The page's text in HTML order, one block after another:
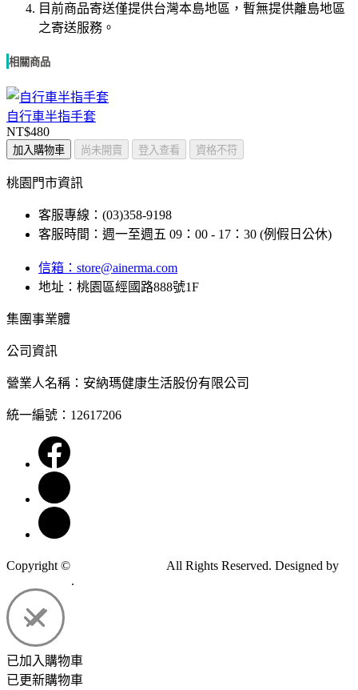
目前商品寄送僅提供台灣本島地區，暫無提供離島地區
之寄送服務。
相關商品
自行車半指手套
NT$480
加入購物車 尚未開賣 登入查看 資格不符
桃園門市資訊
客服專線：(03)358-9198
客服時間：週一至週五 09：00 - 17：30 (例假日公休)
信箱： store@ainerma.com
地址：桃園區經國路888號1F
集團事業體
公司資訊
營業人名稱：安納瑪健康生活股份有限公司
統一編號：12617206
Copyright © All Rights Reserved. Designed by
.
已加入購物車
已更新購物車